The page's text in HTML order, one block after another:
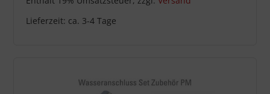
Lieferzeit: ca. 3-4 Tage